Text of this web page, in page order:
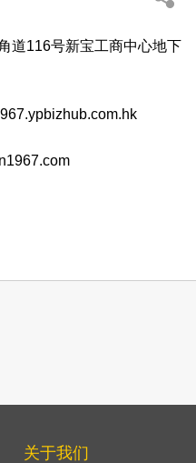
道116号新宝工商中心地下
关于我们